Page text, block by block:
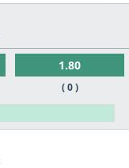
1.80
( 0 )